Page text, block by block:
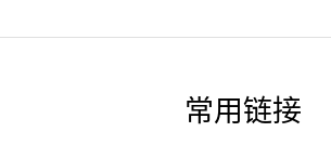
常用链接